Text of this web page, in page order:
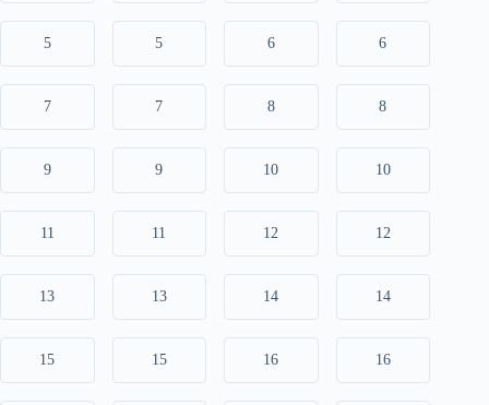
5 5 6 6
7 7 8 8
9 9 10 10
11 11 12 12
13 13 14 14
15 15 16 16